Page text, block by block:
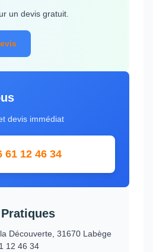
un devis gratuit.
devis immédiat
61 12 46 34
Découverte, 31670 Labège
12 46 34